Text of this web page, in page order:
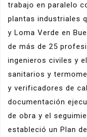
trabajo en paralelo
plantas industriales
y Loma Verde en
de más de 25
ingenieros civiles y
sanitarios y
y verificadores de
documentación
de obra y el
estableció un Plan